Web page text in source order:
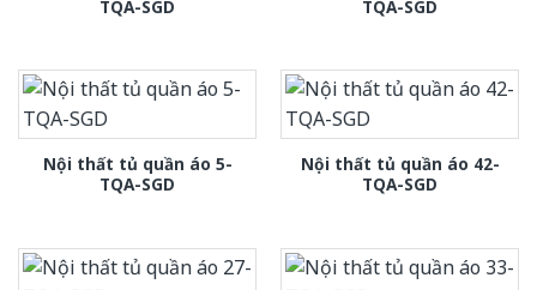
TQA-SGD
TQA-SGD
Nội thất tủ quần áo 5-
TQA-SGD
Nội thất tủ quần áo 42-
TQA-SGD